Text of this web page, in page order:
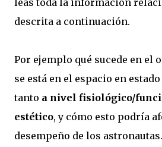
descrita a continuación.
Por ejemplo qué sucede en el
se está en el espacio en
tanto a nivel fisiológico/
estético, y cómo esto podría
desempeño de los astronautas.